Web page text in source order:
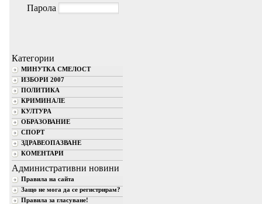
Парола
Категории
МИНУТКА СМЕЛОСТ
ИЗБОРИ 2007
ПОЛИТИКА
КРИМИНАЛЕ
КУЛТУРА
ОБРАЗОВАНИЕ
СПОРТ
ЗДРАВЕОПАЗВАНЕ
КОМЕНТАРИ
Административни новини
Правила на сайта
Защо не мога да се регистрирам?
Правила за гласуване!